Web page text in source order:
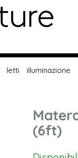
letti illuminazione
(6ft)